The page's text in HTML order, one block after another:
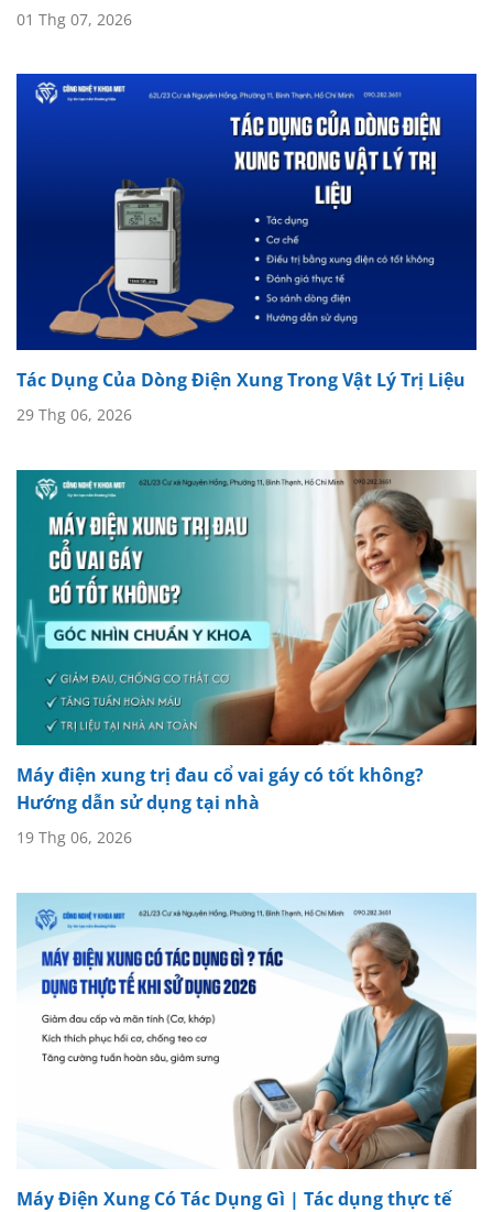
01 Thg 07, 2026
Tác Dụng Của Dòng Điện Xung Trong Vật Lý Trị Liệu
29 Thg 06, 2026
Máy điện xung trị đau cổ vai gáy có tốt không?
Hướng dẫn sử dụng tại nhà
19 Thg 06, 2026
Máy Điện Xung Có Tác Dụng Gì | Tác dụng thực tế